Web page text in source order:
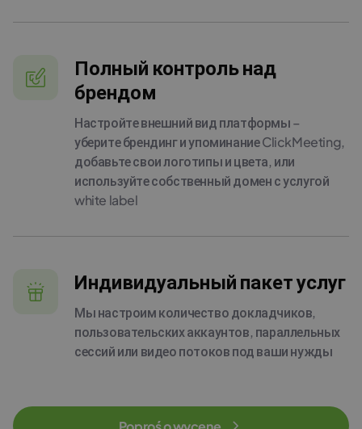
Полный контроль над
брендом
Настройте внешний вид платформы –
уберите брендинг и упоминание ClickMeeting,
добавьте свои логотипы и цвета, или
используйте собственный домен с услугой
white label
Индивидуальный пакет услуг
Мы настроим количество докладчиков,
пользовательских аккаунтов, параллельных
сессий или видео потоков под ваши нужды